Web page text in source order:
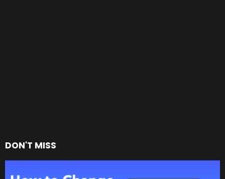
DON'T MISS